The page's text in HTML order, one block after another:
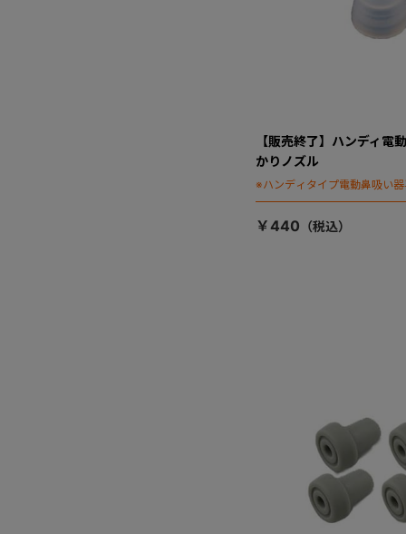
【販売終了】ハンディ
かりノズル
※ハンディタイプ電動鼻吸い
￥440